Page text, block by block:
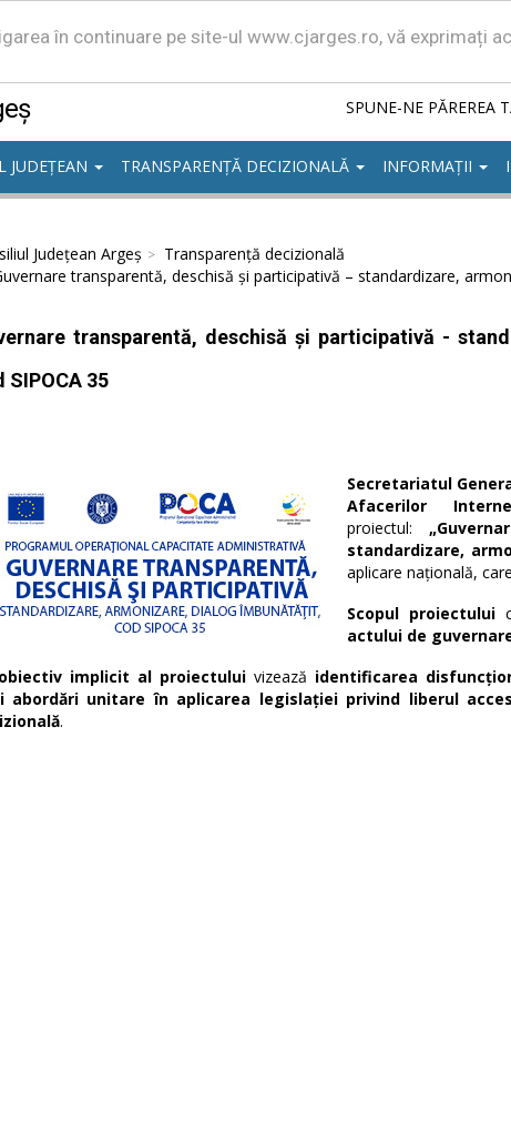
în continuare pe site-ul www.cjarges.ro, vă exprimați
SPUNE-NE PĂREREA
JUDEȚEAN TRANSPARENȚĂ DECIZIONALĂ INFORMAȚII
Județean Argeș
Transparență decizională
transparentă, deschisă și participativă – standardizare,
transparentă, deschisă și participativă -
SIPOCA 35
Secretariatul
Afacerilor Interne
proiectul:
standardizare,
aplicare națională,
Scopul proiectului
actului de
implicit al proiectului vizează identificarea
abordări unitare în aplicarea legislației privind liberul
.